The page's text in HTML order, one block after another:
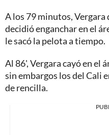
A los 79 minutos, Vergara
decidió enganchar en el
le sacó la pelota a tiempo.
Al 86', Vergara cayó en el
sin embargos los del Cali
de rencilla.